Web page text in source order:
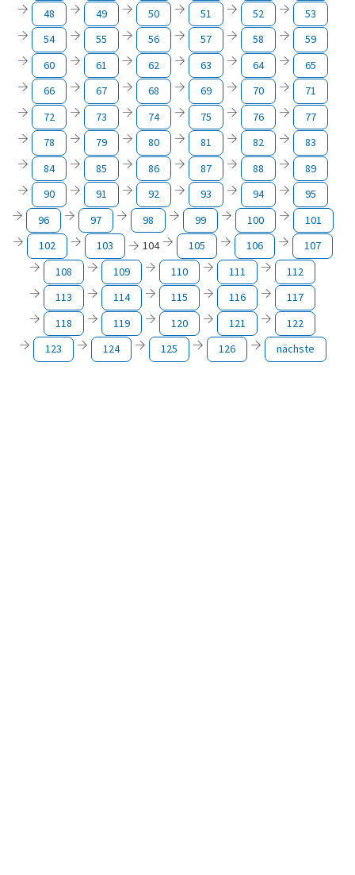
48
49 50 51 52
53
54
55 56 57 58
59
60
61 62 63 64
65
66
67 68 69 70
71
72
73 74 75 76
77
78
79 80 81 82
83
84
85 86 87 88
89
90
91 92 93 94
95
96
97 98 99 100
101
102
103 104 105 106
107
108
109 110 111
112
113
114 115 116
117
118
119 120 121
122
123
124 125 126 nächste